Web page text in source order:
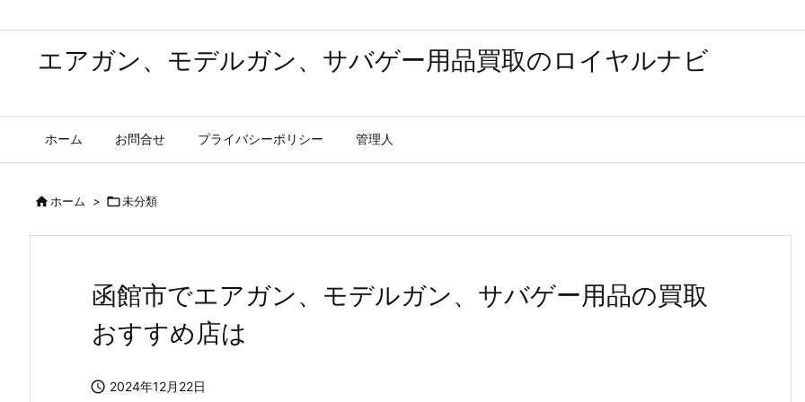
エアガン、モデルガン、サバゲー用品買取のロイヤルナビ
ホーム お問合せ プライバシーポリシー 管理人
ホーム > 未分類
函館市でエアガン、モデルガン、サバゲー用品の買取
おすすめ店は
 2024年12月22日